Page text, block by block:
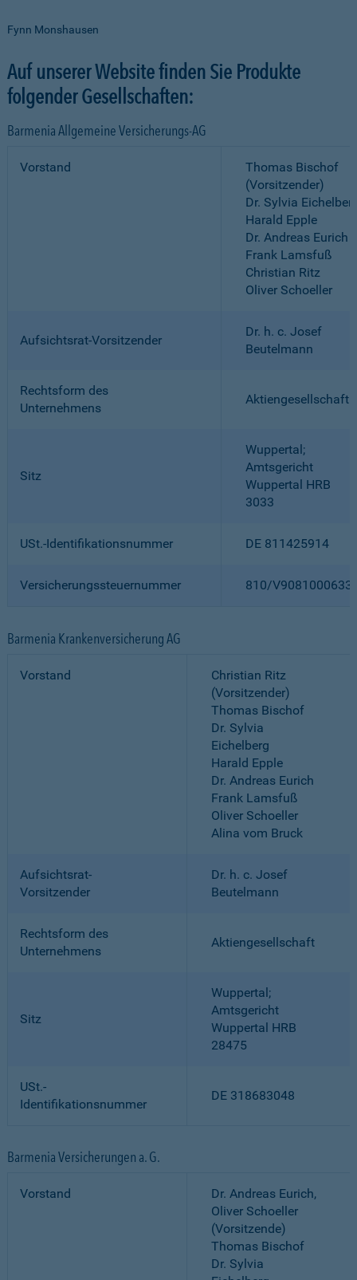
Fynn Monshausen
Auf unserer Website finden Sie Produkte
folgender Gesellschaften:
Barmenia Allgemeine Versicherungs-AG
Vorstand
Thomas Bischof
(Vorsitzender)
Dr. Sylvia
Harald Epple
Dr. Andreas Eurich
Frank Lamsfuß
Christian Ritz
Oliver Schoeller
Aufsichtsrat-Vorsitzender
Dr. h. c. Josef
Beutelmann
Rechtsform des
Unternehmens
Aktiengesellschaft
Sitz
Wuppertal;
Amtsgericht
Wuppertal HRB
3033
USt.-Identifikationsnummer DE 811425914
Versicherungssteuernummer 810/
Barmenia Krankenversicherung AG
Vorstand
Christian Ritz
(Vorsitzender)
Thomas Bischof
Dr. Sylvia
Eichelberg
Harald Epple
Dr. Andreas Eurich
Frank Lamsfuß
Oliver Schoeller
Alina vom Bruck
Aufsichtsrat-
Vorsitzender
Dr. h. c. Josef
Beutelmann
Rechtsform des
Unternehmens
Aktiengesellschaft
Sitz
Wuppertal;
Amtsgericht
Wuppertal HRB
28475
USt.-
Identifikationsnummer
DE 318683048
Barmenia Versicherungen a. G.
Vorstand
Dr. Andreas Eurich,
Oliver Schoeller
(Vorsitzende)
Thomas Bischof
Dr. Sylvia